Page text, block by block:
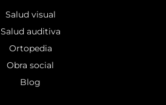
Salud visual
Salud auditiva
Ortopedia
Obra social
Blog